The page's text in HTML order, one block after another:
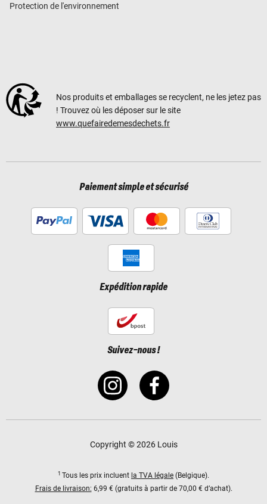
Protection de l'environnement
Nos produits et emballages se recyclent, ne les jetez pas
! Trouvez où les déposer sur le site
www.quefairedemesdechets.fr
Paiement simple et sécurisé
Expédition rapide
Suivez-nous !
Copyright © 2026 Louis
1 Tous les prix incluent la TVA légale (Belgique).
Frais de livraison: 6,99 € (gratuits à partir de 70,00 € d’achat).